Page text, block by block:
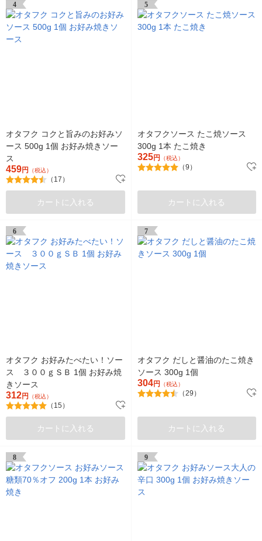
4
オタフク コクと旨みのお好みソ
ース 500g 1個 お好み焼きソー
ス
459円 （税込）
（17）
カートに入れる
5
オタフクソース たこ焼ソース
300g 1本 たこ焼き
325円 （税込）
（9）
カートに入れる
6
オタフク お好みたべたい！ソー
ス ３００ｇＳＢ 1個 お好み焼
きソース
312円 （税込）
（15）
カートに入れる
7
オタフク だしと醤油のたこ焼き
ソース 300g 1個
304円 （税込）
（29）
カートに入れる
8 9